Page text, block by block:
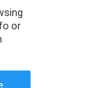
or